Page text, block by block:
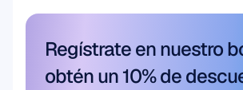
Regístrate en nuestro
obtén un 10% de